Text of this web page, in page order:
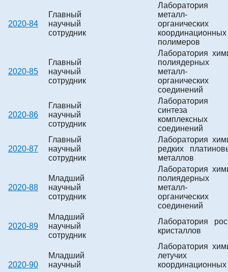
2020-84
Главный
научный
сотрудник
Лаборатория
металл-
органических
координационных
полимеров
2020-85
Главный
научный
сотрудник
Лаборатория
полиядерных
металл-
органических
соединений
2020-86
Главный
научный
сотрудник
Лаборатория
синтеза
комплексных
соединений
2020-87
Главный
научный
сотрудник
Лаборатория
редких
металлов
2020-88
Младший
научный
сотрудник
Лаборатория
полиядерных
металл-
органических
соединений
2020-89
Младший
научный
сотрудник
Лаборатория
кристаллов
2020-90
Младший
научный
Лаборатория
летучих